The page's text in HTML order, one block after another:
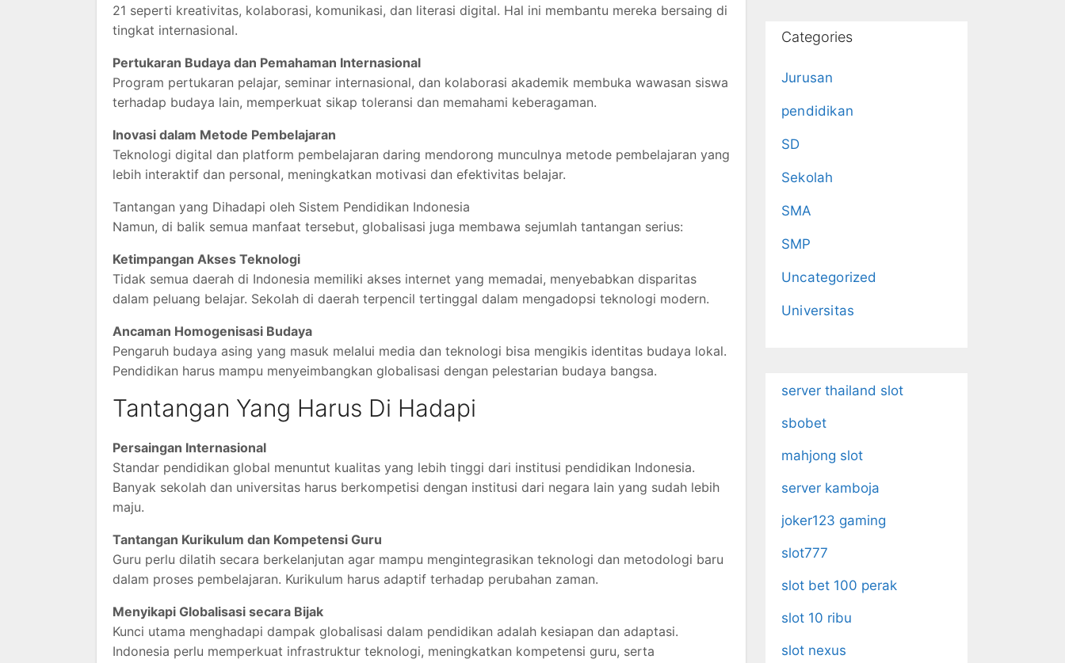
21 seperti kreativitas, kolaborasi, komunikasi, dan literasi digital. Hal ini membantu mereka bersaing di
tingkat internasional.
Pertukaran Budaya dan Pemahaman Internasional
Program pertukaran pelajar, seminar internasional, dan kolaborasi akademik membuka wawasan siswa
terhadap budaya lain, memperkuat sikap toleransi dan memahami keberagaman.
Inovasi dalam Metode Pembelajaran
Teknologi digital dan platform pembelajaran daring mendorong munculnya metode pembelajaran yang
lebih interaktif dan personal, meningkatkan motivasi dan efektivitas belajar.
Tantangan yang Dihadapi oleh Sistem Pendidikan Indonesia
Namun, di balik semua manfaat tersebut, globalisasi juga membawa sejumlah tantangan serius:
Ketimpangan Akses Teknologi
Tidak semua daerah di Indonesia memiliki akses internet yang memadai, menyebabkan disparitas
dalam peluang belajar. Sekolah di daerah terpencil tertinggal dalam mengadopsi teknologi modern.
Ancaman Homogenisasi Budaya
Pengaruh budaya asing yang masuk melalui media dan teknologi bisa mengikis identitas budaya lokal.
Pendidikan harus mampu menyeimbangkan globalisasi dengan pelestarian budaya bangsa.
Tantangan Yang Harus Di Hadapi
Persaingan Internasional
Standar pendidikan global menuntut kualitas yang lebih tinggi dari institusi pendidikan Indonesia.
Banyak sekolah dan universitas harus berkompetisi dengan institusi dari negara lain yang sudah lebih
maju.
Tantangan Kurikulum dan Kompetensi Guru
Guru perlu dilatih secara berkelanjutan agar mampu mengintegrasikan teknologi dan metodologi baru
dalam proses pembelajaran. Kurikulum harus adaptif terhadap perubahan zaman.
Menyikapi Globalisasi secara Bijak
Kunci utama menghadapi dampak globalisasi dalam pendidikan adalah kesiapan dan adaptasi.
Indonesia perlu memperkuat infrastruktur teknologi, meningkatkan kompetensi guru, serta
Categories
Jurusan
pendidikan
SD
Sekolah
SMA
SMP
Uncategorized
Universitas
server thailand slot
sbobet
mahjong slot
server kamboja
joker123 gaming
slot777
slot bet 100 perak
slot 10 ribu
slot nexus